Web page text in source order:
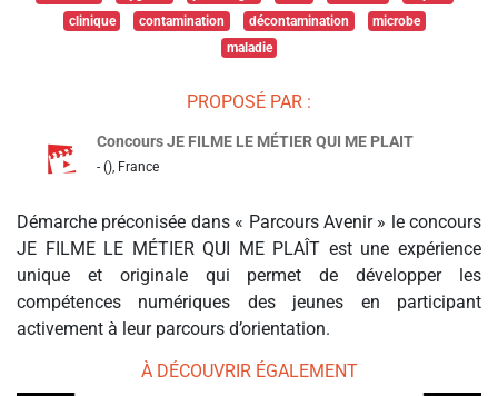
clinique
contamination décontamination
microbe
maladie
PROPOSÉ PAR :
Concours JE FILME LE MÉTIER QUI ME PLAIT
- (), France
Démarche préconisée dans « Parcours Avenir » le concours
JE FILME LE MÉTIER QUI ME PLAÎT est une expérience
unique et originale qui permet de développer les
compétences numériques des jeunes en participant
activement à leur parcours d’orientation.
À DÉCOUVRIR ÉGALEMENT